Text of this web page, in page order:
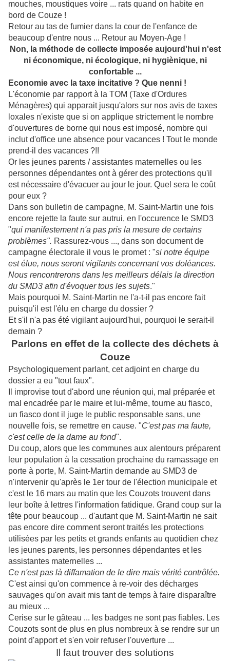
mouches, moustiques voire ... rats quand on habite en
bord de Couze !
Retour au tas de fumier dans la cour de l'enfance de
beaucoup d'entre nous ... Retour au Moyen-Age !
Non, la méthode de collecte imposée aujourd'hui n'est
ni économique, ni écologique, ni hygiènique, ni
confortable ...
Economie avec la taxe incitative ? Que nenni !
L'économie par rapport à la TOM (Taxe d'Ordures
Ménagères) qui apparait jusqu'alors sur nos avis de taxes
loxales n'existe que si on applique strictement le nombre
d'ouvertures de borne qui nous est imposé, nombre qui
inclut d'office une absence pour vacances ! Tout le monde
prend-il des vacances ?!!
Or les jeunes parents / assistantes maternelles ou les
personnes dépendantes ont à gérer des protections qu'il
est nécessaire d'évacuer au jour le jour. Quel sera le coût
pour eux ?
Dans son bulletin de campagne, M. Saint-Martin une fois
encore rejette la faute sur autrui, en l'occurence le SMD3
"qui manifestement n'a pas pris la mesure de certains
problèmes". Rassurez-vous ..., dans son document de
campagne électorale il vous le promet : "si notre équipe
est élue, nous seront vigilants concernant vos doléances.
Nous rencontrerons dans les meilleurs délais la direction
du SMD3 afin d'évoquer tous les sujets."
Mais pourquoi M. Saint-Martin ne l'a-t-il pas encore fait
puisqu'il est l'élu en charge du dossier ?
Et s'il n'a pas été vigilant aujourd'hui, pourquoi le serait-il
demain ?
Parlons en effet de la collecte des déchets à
Couze
Psychologiquement parlant, cet adjoint en charge du
dossier a eu "tout faux".
Il improvise tout d'abord une réunion qui, mal préparée et
mal encadrée par le maire et lui-même, tourne au fiasco,
un fiasco dont il juge le public responsable sans, une
nouvelle fois, se remettre en cause. "C'est pas ma faute,
c'est celle de la dame au fond".
Du coup, alors que les communes aux alentours préparent
leur population à la cessation prochaine du ramassage en
porte à porte, M. Saint-Martin demande au SMD3 de
n'intervenir qu'après le 1er tour de l'élection municipale et
c'est le 16 mars au matin que les Couzots trouvent dans
leur boîte à lettres l'information fatidique. Grand coup sur la
tête pour beaucoup ... d'autant que M. Saint-Martin ne sait
pas encore dire comment seront traités les protections
utilisées par les petits et grands enfants au quotidien chez
les jeunes parents, les personnes dépendantes et les
assistantes maternelles ...
Ce n'est pas là diffamation de le dire mais vérité contrôlée.
C'est ainsi qu'on commence à re-voir des décharges
sauvages qu'on avait mis tant de temps à faire disparaître
au mieux ...
Cerise sur le gâteau ... les badges ne sont pas fiables. Les
Couzots sont de plus en plus nombreux à se rendre sur un
point d'apport et s'en voir refuser l'ouverture ...
Il faut trouver des solutions